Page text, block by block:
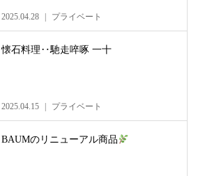
2025.04.28 プライベート
懐石料理‥馳走啐啄 一十
2025.04.15 プライベート
BAUMのリニューアル商品